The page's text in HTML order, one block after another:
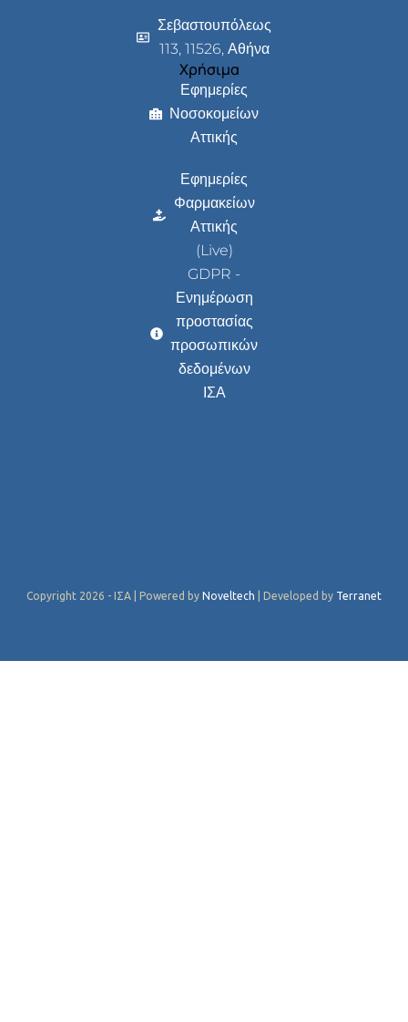
Σεβαστουπόλεως
113, 11526, Αθήνα
Χρήσιμα
Εφημερίες
Νοσοκομείων
Αττικής
Εφημερίες
Φαρμακείων
Αττικής
(Live)
GDPR -
Ενημέρωση
προστασίας
προσωπικών
δεδομένων
ΙΣΑ
Copyright 2026 - ΙΣΑ | Powered by Noveltech | Developed by Terranet